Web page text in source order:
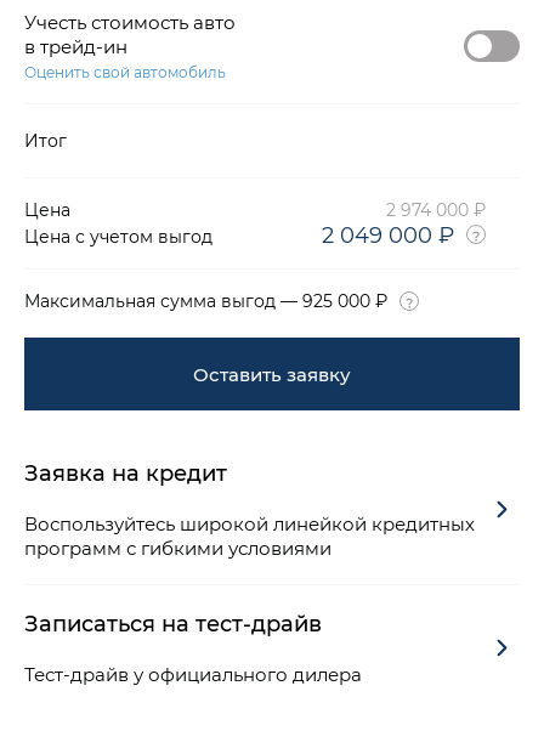
Учесть стоимость авто
в трейд-ин
Оценить свой автомобиль
Итог
Цена
2 974 000 ₽
Цена с учетом выгод
2 049 000 ₽
Максимальная сумма выгод — 925 000 ₽
Оставить заявку
Заявка на кредит
Воспользуйтесь широкой линейкой кредитных
программ с гибкими условиями
Записаться на тест-драйв
Тест-драйв у официального дилера